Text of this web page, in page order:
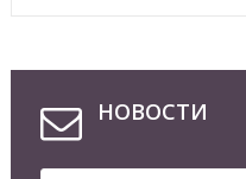
НОВОСТИ